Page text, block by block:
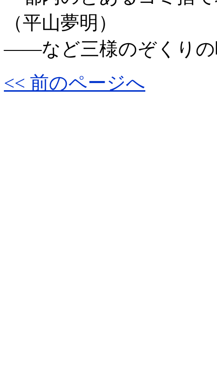
（平山夢明）
――など三様のぞくりの
<< 前のページへ